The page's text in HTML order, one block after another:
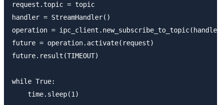
request.topic = topic
handler = StreamHandler()
operation =
future = operation.activate(request)
future.result(TIMEOUT)
while True:
    time.sleep(1)